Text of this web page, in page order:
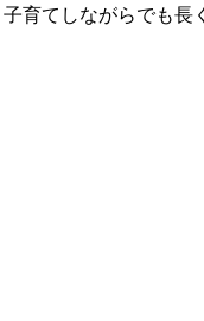
育てしながらでも長